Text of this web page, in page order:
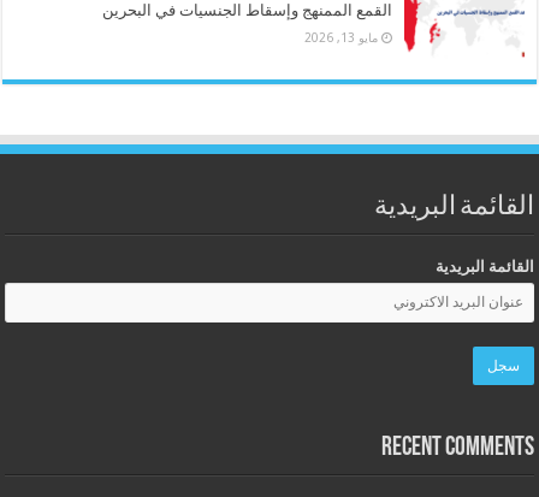
القمع الممنهج وإسقاط الجنسيات في البحرين
مايو 13, 2026
القائمة البريدية
القائمة البريدية
Recent Comments